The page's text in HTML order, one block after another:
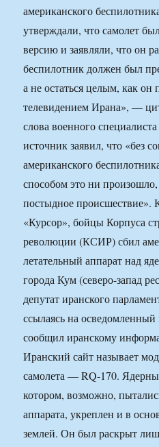
американского
утверждали, что самолет
версию и заявляли, что он
беспилотник должен был
а не остаться целым, как он
телевидением Ирана», —
слова военного
источник заявил, что «без
американского
способом это ни
постыдное происшествие».
«Курсор», бойцы Корпуса
революции (КСИР) сбил
летательный аппарат над
города Кум (северо-запад
депутат иранского
ссылаясь на
сообщил иранскому
Иранский сайт называет
самолета — RQ-170.
котором, возможно,
аппарата, укреплен и в
землей. Он был раскрыт